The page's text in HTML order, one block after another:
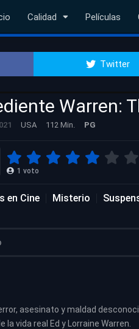
Calidad Películas
Twitter
Warren:
USA 112 Min. PG
1 voto
en Cine Misterio
asesinato y maldad
vida real Ed y Lorraine Warren.